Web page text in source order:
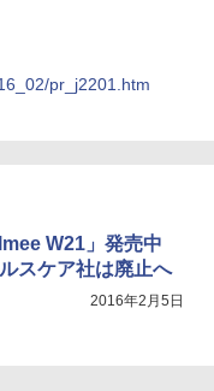
pr_j2201.htm
W21」発売中
スケア社は廃止へ
2016年2月5日